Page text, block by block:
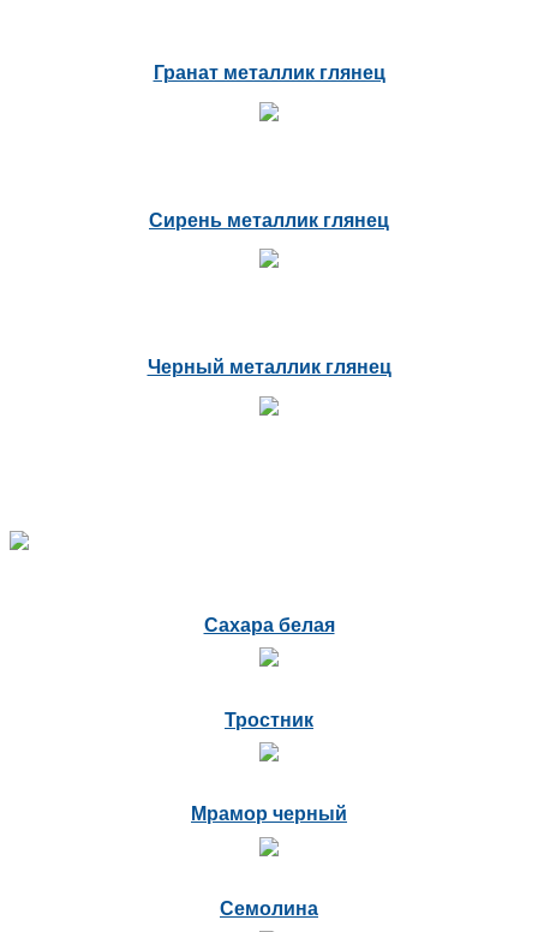
Гранат металлик глянец
Сирень металлик глянец
Черный металлик глянец
Сахара белая
Тростник
Мрамор черный
Семолина